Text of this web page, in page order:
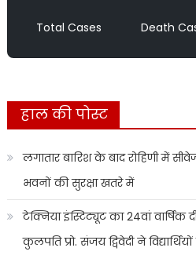
Total Cases Death
हाल की पोस्ट
लगातार बारिश के बाद रोहिणी में
भवनों की सुरक्षा खतरे में
टेक्निया इंस्टिट्यूट का 24वां वार्षिक
कुलपति प्रो. संजय द्विवेदी ने